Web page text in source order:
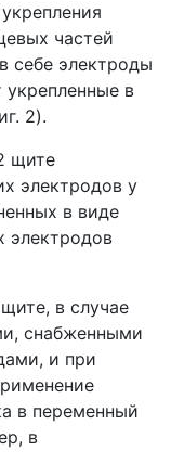
частей
себе электроды
в
2).
щите
электродов у
в виде
электродов
в случае
снабженными
и при
в переменный
в